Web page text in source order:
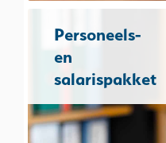
Personeels-
en
salarispakket